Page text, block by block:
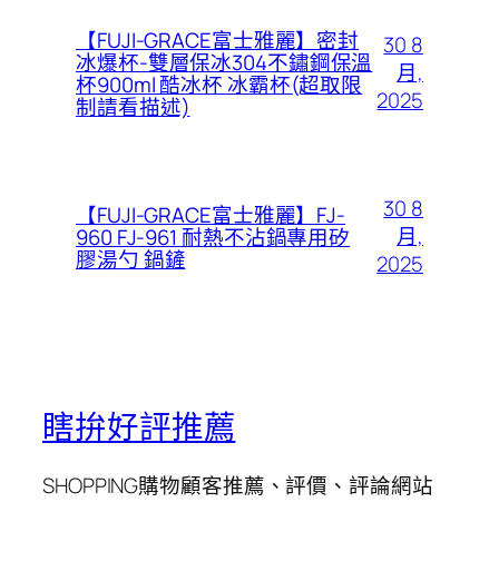
【FUJI-GRACE富士雅麗】密封
冰爆杯-雙層保冰304不鏽鋼保溫
杯900ml 酷冰杯 冰霸杯(超取限
制請看描述)
30 8
月,
2025
【FUJI-GRACE富士雅麗】FJ-
960 FJ-961 耐熱不沾鍋專用矽
膠湯勺 鍋鏟
30 8
月,
2025
瞎拚好評推薦
SHOPPING購物顧客推薦、評價、評論網站